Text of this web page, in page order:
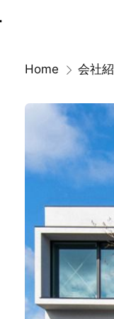
Home 会社